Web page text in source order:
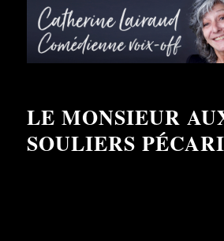
LE MONSIEUR
SOULIERS PÉCARI